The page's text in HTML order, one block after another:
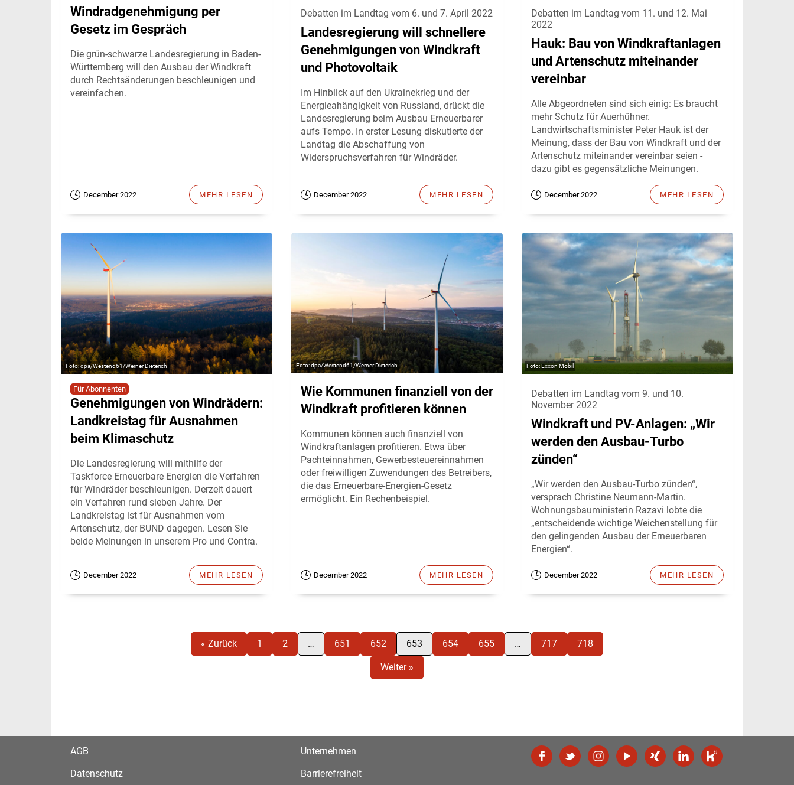
Windradgenehmigung per
Gesetz im Gespräch
Die grün-schwarze Landesregierung in Baden-
Württemberg will den Ausbau der Windkraft
durch Rechtsänderungen beschleunigen und
vereinfachen.
December 2022 MEHR LESEN
Debatten im Landtag vom 6. und 7. April 2022
Landesregierung will schnellere
Genehmigungen von Windkraft
und Photovoltaik
Im Hinblick auf den Ukrainekrieg und der
Energieahängigkeit von Russland, drückt die
Landesregierung beim Ausbau Erneuerbarer
aufs Tempo. In erster Lesung diskutierte der
Landtag die Abschaffung von
Widerspruchsverfahren für Windräder.
December 2022 MEHR LESEN
Debatten im Landtag vom 11. und 12. Mai
2022
Hauk: Bau von Windkraftanlagen
und Artenschutz miteinander
vereinbar
Alle Abgeordneten sind sich einig: Es braucht
mehr Schutz für Auerhühner.
Landwirtschaftsminister Peter Hauk ist der
Meinung, dass der Bau von Windkraft und der
Artenschutz miteinander vereinbar seien -
dazu gibt es gegensätzliche Meinungen.
December 2022 MEHR LESEN
dpa/Westend61/Werner Dieterich
Für Abonnenten
Genehmigungen von Windrädern:
Landkreistag für Ausnahmen
beim Klimaschutz
Die Landesregierung will mithilfe der
Taskforce Erneuerbare Energien die Verfahren
für Windräder beschleunigen. Derzeit dauert
ein Verfahren rund sieben Jahre. Der
Landkreistag ist für Ausnahmen vom
Artenschutz, der BUND dagegen. Lesen Sie
beide Meinungen in unserem Pro und Contra.
December 2022 MEHR LESEN
dpa/Westend61/Werner Dieterich
Wie Kommunen finanziell von der
Windkraft profitieren können
Kommunen können auch finanziell von
Windkraftanlagen profitieren. Etwa über
Pachteinnahmen, Gewerbesteuereinnahmen
oder freiwilligen Zuwendungen des Betreibers,
die das Erneuerbare-Energien-Gesetz
ermöglicht. Ein Rechenbeispiel.
December 2022 MEHR LESEN
Exxon Mobil
Debatten im Landtag vom 9. und 10.
November 2022
Windkraft und PV-Anlagen: „Wir
werden den Ausbau-Turbo
zünden“
„Wir werden den Ausbau-Turbo zünden“,
versprach Christine Neumann-Martin.
Wohnungsbauministerin Razavi lobte die
„entscheidende wichtige Weichenstellung für
den gelingenden Ausbau der Erneuerbaren
Energien“.
December 2022 MEHR LESEN
« Zurück 1 2 … 651 652 653 654 655 … 717 718
Weiter »
AGB
Datenschutz
Unternehmen
Barrierefreiheit